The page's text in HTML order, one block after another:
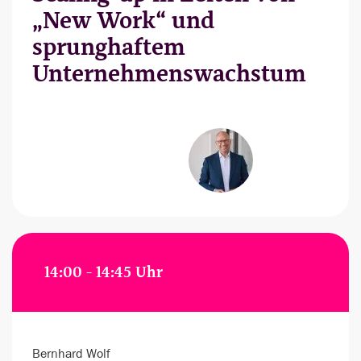
„New Work“ und
sprunghaftem
Unternehmenswachstum
14:00 - 14:45 Uhr
Bernhard Wolf